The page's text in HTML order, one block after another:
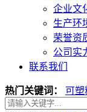
企业文
生产环
荣誉资
公司实
联系我们
热门关键词： 可塑